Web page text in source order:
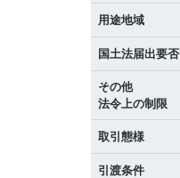
用途地域
国土法届出要否
その他
法令上の制限
取引態様
引渡条件